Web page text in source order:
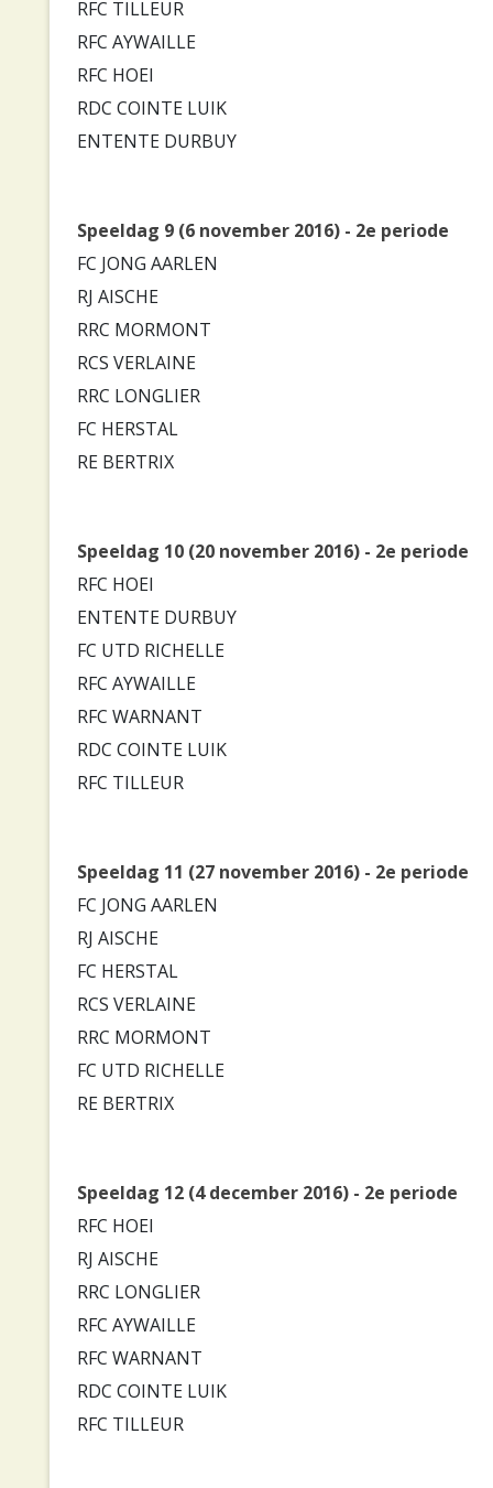
RFC TILLEUR
RFC AYWAILLE
RFC HOEI
RDC COINTE LUIK
ENTENTE DURBUY
Speeldag 9 (6 november 2016) - 2e periode
FC JONG AARLEN
RJ AISCHE
RRC MORMONT
RCS VERLAINE
RRC LONGLIER
FC HERSTAL
RE BERTRIX
Speeldag 10 (20 november 2016) - 2e periode
RFC HOEI
ENTENTE DURBUY
FC UTD RICHELLE
RFC AYWAILLE
RFC WARNANT
RDC COINTE LUIK
RFC TILLEUR
Speeldag 11 (27 november 2016) - 2e periode
FC JONG AARLEN
RJ AISCHE
FC HERSTAL
RCS VERLAINE
RRC MORMONT
FC UTD RICHELLE
RE BERTRIX
Speeldag 12 (4 december 2016) - 2e periode
RFC HOEI
RJ AISCHE
RRC LONGLIER
RFC AYWAILLE
RFC WARNANT
RDC COINTE LUIK
RFC TILLEUR